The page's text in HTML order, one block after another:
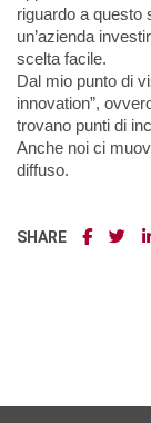
riguardo a questo
un’azienda
scelta facile.
Dal mio punto di
innovation”,
trovano punti di
Anche noi ci
diffuso.
SHARE